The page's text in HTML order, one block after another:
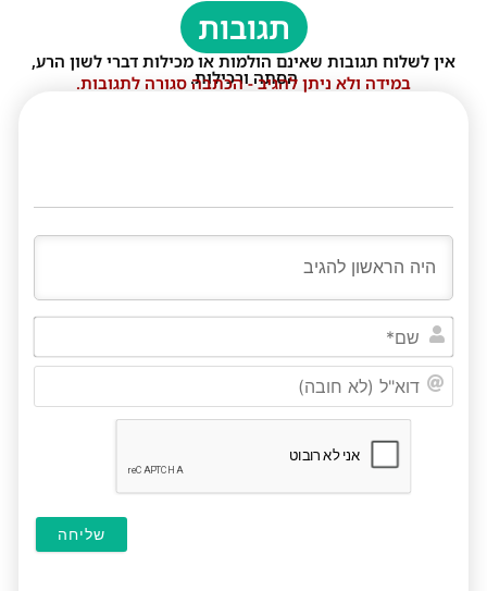
תגובות
אין לשלוח תגובות שאינם הולמות או מכילות דברי לשון הרע,
הסתה ורכילות.
במידה ולא ניתן להגיב - הכתבה סגורה לתגובות.
שם*